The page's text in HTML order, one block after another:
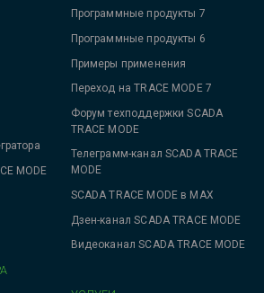
Программные продукты 7
Программные продукты 6
Примеры применения
Переход на TRACE MODE 7
Форум техподдержки SCADA
TRACE MODE
Телеграмм-канал SCADA TRACE
MODE
SCADA TRACE MODE в MAX
Дзен-канал SCADA TRACE MODE
Видеоканал SCADA TRACE MODE
MODE